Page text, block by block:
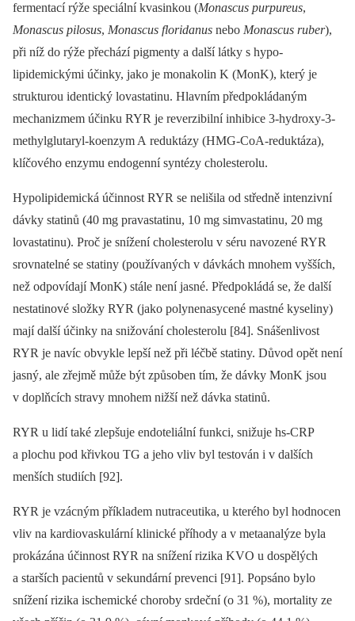
fermentací rýže speciální kvasinkou (Monascus purpureus,
Monascus pilosus, Monascus floridanus nebo Monascus ruber),
při níž do rýže přechází pigmenty a další látky s hypo­
lipidemickými účinky, jako je monakolin K (MonK), který je
strukturou identický lovastatinu. Hlavním předpokládaným
mechanizmem účinku RYR je reverzibilní inhibice 3-hydroxy-3-
methylglutaryl-koenzym A reduktázy (HMG-CoA-reduktáza),
klíčového enzymu endogenní syntézy cholesterolu.
Hypolipidemická účinnost RYR se nelišila od středně intenzivní
dávky statinů (40 mg pravastatinu, 10 mg simvastatinu, 20 mg
lovastatinu). Proč je snížení cholesterolu v séru navozené RYR
srovnatelné se statiny (používaných v dávkách mnohem vyšších,
než odpovídají MonK) stále není jasné. Předpokládá se, že další
nestatinové složky RYR (jako polynenasycené mastné kyseliny)
mají další účinky na snižování cholesterolu [84]. Snášenlivost
RYR je navíc obvykle lepší než při léčbě statiny. Důvod opět není
jasný, ale zřejmě může být způsoben tím, že dávky MonK jsou
v doplňcích stravy mnohem nižší než dávka statinů.
RYR u lidí také zlepšuje endoteliální funkci, snižuje hs-CRP
a plochu pod křivkou TG a jeho vliv byl testován i v dalších
menších studiích [92].
RYR je vzácným příkladem nutraceutika, u kterého byl hodnocen
vliv na kardiovaskulární klinické příhody a v metaanalýze byla
prokázána účinnost RYR na snížení rizika KVO u dospělých
a starších pacientů v sekundární prevenci [91]. Popsáno bylo
snížení rizika ischemické choroby srdeční (o 31 %), mortality ze